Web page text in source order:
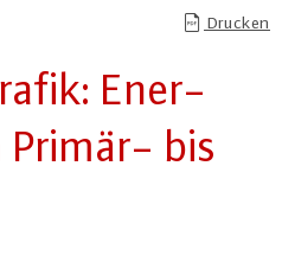
Drucken
En­er­
Primär- bis